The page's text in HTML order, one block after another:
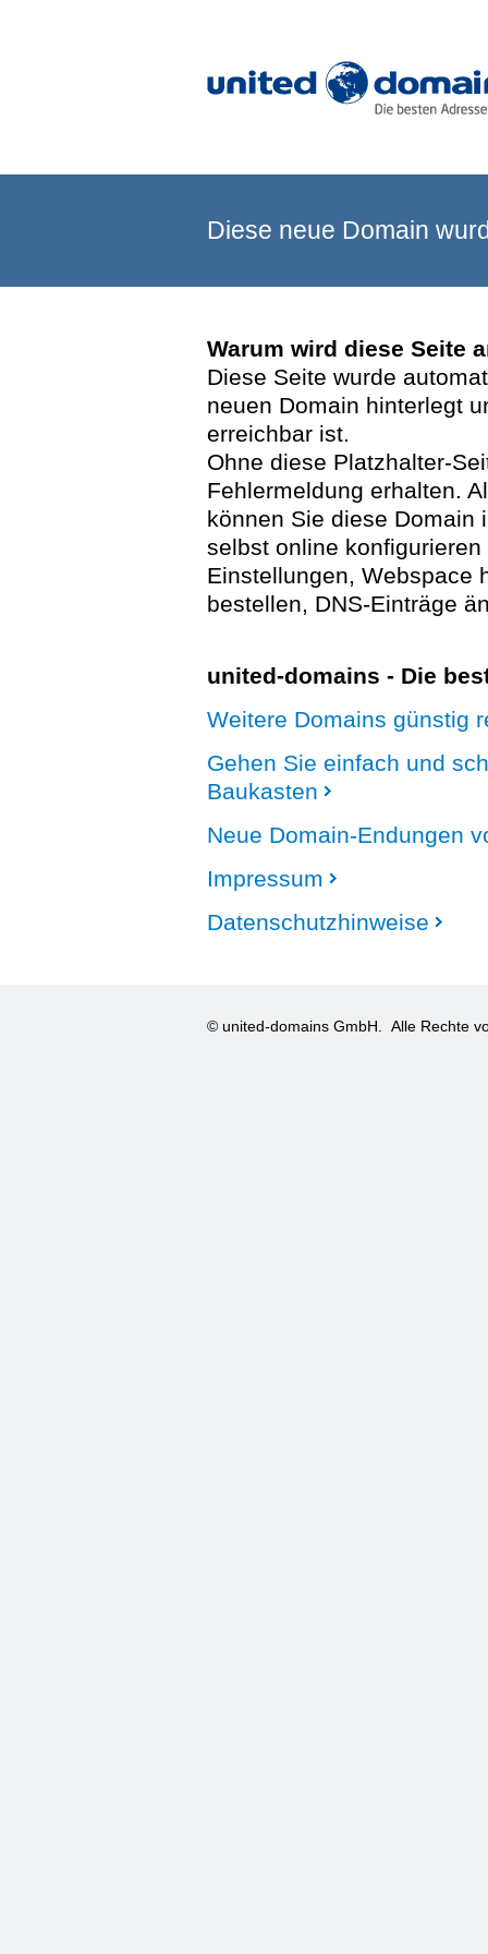
Diese neue Domain
Warum wird diese Seite
Diese Seite wurde
neuen Domain hinterlegt
erreichbar ist.
Ohne diese Platzhalter-
Fehlermeldung erhalten.
können Sie diese Domain
selbst online
Einstellungen, Webspace
bestellen, DNS-Einträge
united-domains - Die
Weitere Domains günstig
Gehen Sie einfach und
Baukasten
Neue Domain-Endungen
Impressum
Datenschutzhinweise
© united-domains GmbH. Alle Rechte